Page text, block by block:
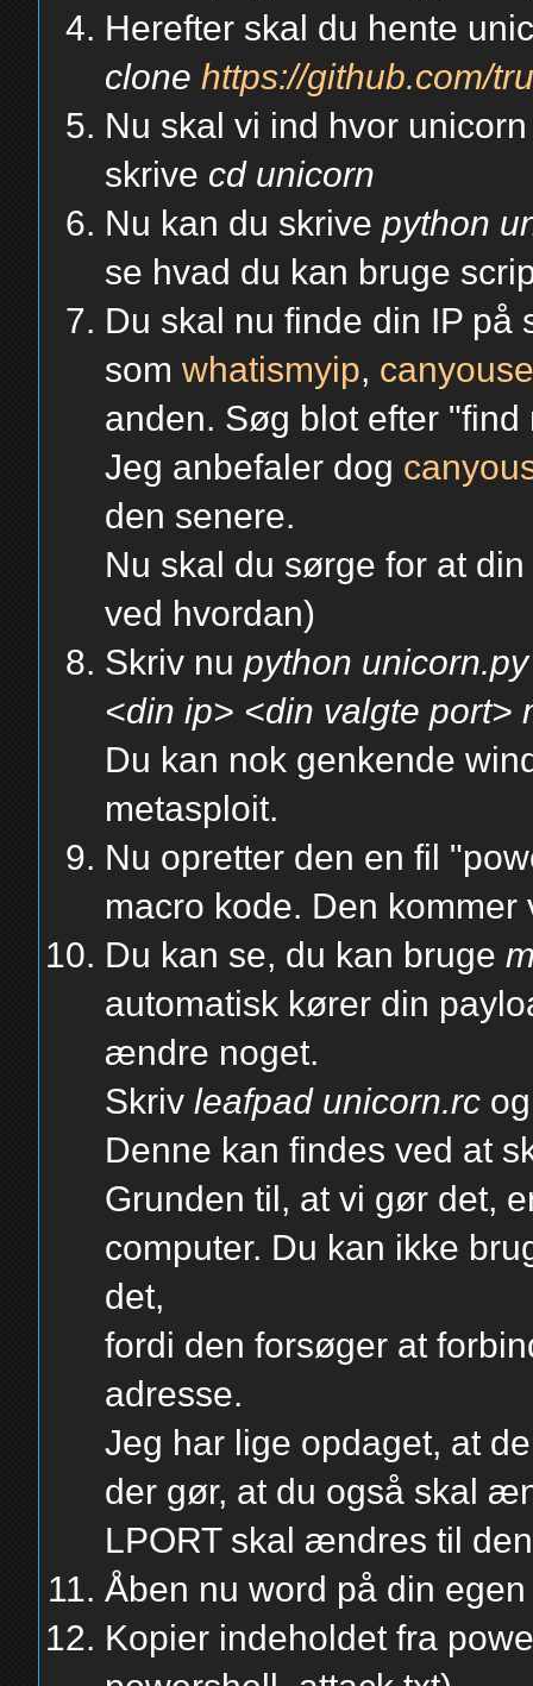
Herefter skal du hente
clonehttps://github.com/
Nu skal vi ind hvor
skrive cd unicorn
Nu kan du skrivepython
se hvad du kan bruge
Du skal nu finde din IP på
somwhatismyip,
anden. Søg blot efter
Jeg anbefaler dog
den senere.
Nu skal du sørge for at
ved hvordan)
Skriv nupython
<din ip> <din valgte port>
Du kan nok genkende
metasploit.
Nu opretter den en fil
macro kode. Den
Du kan se, du kan bruge
automatisk kører din
ændre noget.
Skrivleafpad unicorn.rc
Denne kan findes ved at
Grunden til, at vi gør det,
computer. Du kan ikke
det,
fordi den forsøger at
adresse.
Jeg har lige opdaget, at
der gør, at du også skal
LPORT skal ændres til
Åben nu word på din
Kopier indeholdet fra